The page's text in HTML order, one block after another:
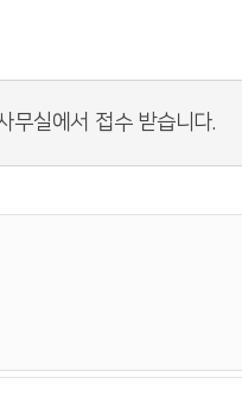
무실에서 접수 받습니다.